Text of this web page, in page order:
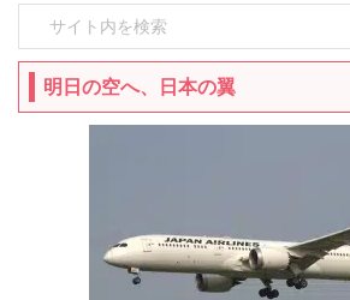
明日の空へ、日本の翼